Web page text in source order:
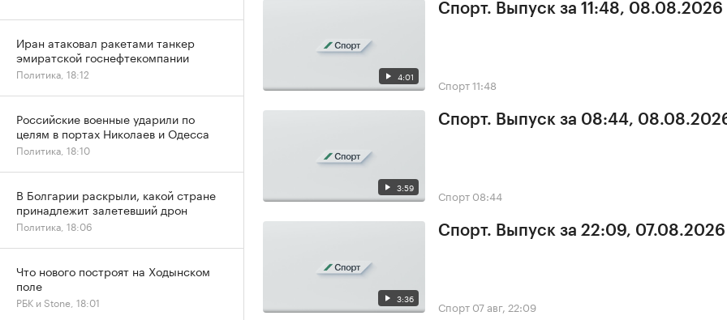
4:01
Спорт. Выпуск за 11:48, 08.08.2026
Спорт11:48
3:59
Спорт. Выпуск за 08:44,
Спорт 08:44
3:36
Спорт. Выпуск за 22:09, 07.08.2026
Спорт 07 авг, 22:09
Иран атаковал ракетами танкер
эмиратской госнефтекомпании
Политика, 18:12
Российские военные ударили по
целям в портах Николаев и Одесса
Политика, 18:10
В Болгарии раскрыли, какой стране
принадлежит залетевший дрон
Политика, 18:06
Что нового построят на Ходынском
поле
РБК и Stone, 18:01